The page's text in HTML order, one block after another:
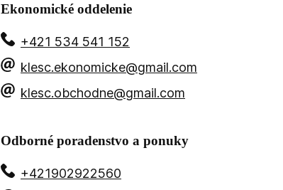
Ekonomické oddelenie
+421 534 541 152
klesc.ekonomicke@gmail.com
klesc.obchodne@gmail.com
Odborné poradenstvo a ponuky
+421902922560